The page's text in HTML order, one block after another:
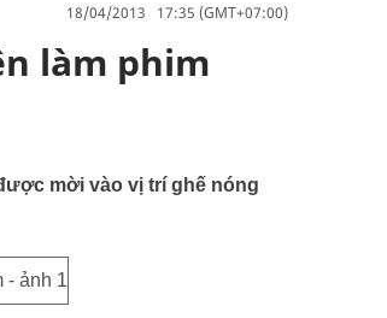
18/04/2013 17:35 (GMT+07:00)
làm phim
mời vào vị trí ghế nóng